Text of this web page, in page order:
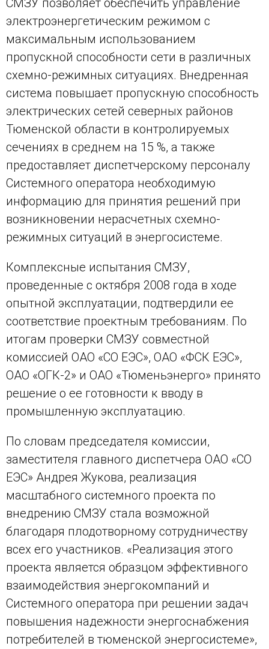
электроэнергетическим режимом с
максимальным использованием
пропускной способности сети в различных
схемно-режимных ситуациях. Внедренная
система повышает пропускную способность
электрических сетей северных районов
Тюменской области в контролируемых
сечениях в среднем на 15 %, а также
предоставляет диспетчерскому персоналу
Системного оператора необходимую
информацию для принятия решений при
возникновении нерасчетных схемно-
режимных ситуаций в энергосистеме.
Комплексные испытания СМЗУ,
проведенные с октября 2008 года в ходе
опытной эксплуатации, подтвердили ее
соответствие проектным требованиям. По
итогам проверки СМЗУ совместной
комиссией ОАО «СО ЕЭС», ОАО «ФСК ЕЭС»,
ОАО «ОГК-2» и ОАО «Тюменьэнерго» принято
решение о ее готовности к вводу в
промышленную эксплуатацию.
По словам председателя комиссии,
заместителя главного диспетчера ОАО «СО
ЕЭС» Андрея Жукова, реализация
масштабного системного проекта по
внедрению СМЗУ стала возможной
благодаря плодотворному сотрудничеству
всех его участников. «Реализация этого
проекта является образцом эффективного
взаимодействия энергокомпаний и
Системного оператора при решении задач
повышения надежности энергоснабжения
потребителей в тюменской энергосистеме»,